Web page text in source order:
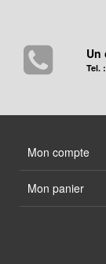
Un
Tel.
Mon compte
Mon panier